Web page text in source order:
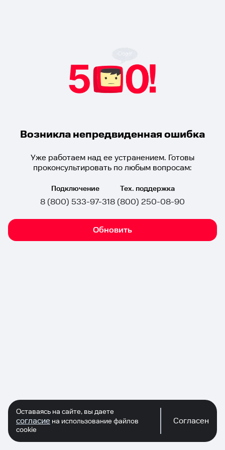
Возникла непредвиденная ошибка
Уже работаем над ее устранением. Готовы
проконсультировать по любым вопросам:
Подключение
8 (800) 533-97-31
Тех. поддержка
8 (800) 250-08-90
Обновить
Оставаясь на сайте, вы даете
согласие на использование файлов
cookie
Согласен